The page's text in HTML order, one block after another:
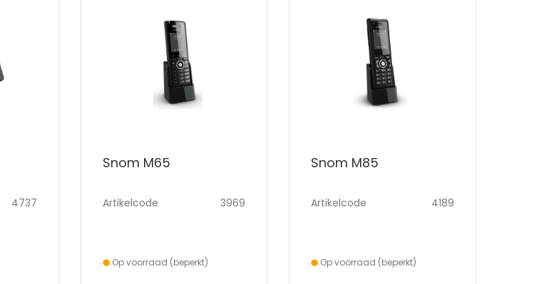
4737
Snom M65
Artikelcode 3969
Op voorraad (beperkt)
Snom M85
Artikelcode 4189
Op voorraad (beperkt)